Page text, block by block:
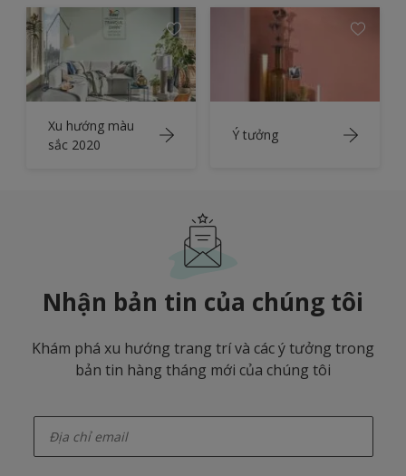
Xu hướng màu
sắc 2020
Ý tưởng
Nhận bản tin của chúng tôi
Khám phá xu hướng trang trí và các ý tưởng trong
bản tin hàng tháng mới của chúng tôi